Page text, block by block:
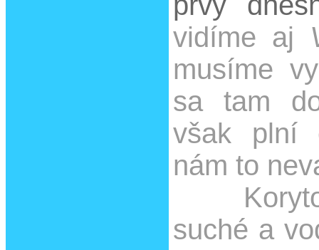
vidíme aj
musíme
sa tam
však plní
nám to
Koryto
suché a